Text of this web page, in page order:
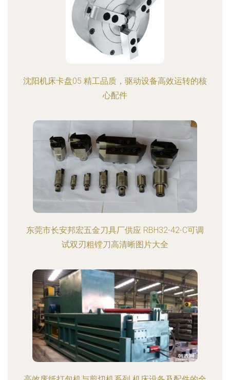
沈阳机床卡盘05 精工品质，驱动设备高效运转的核
心配件
东莞市长安邦宏五金刀具厂供应 RBH32-42-C可调
试双刃粗镗刀高清晰图片大全